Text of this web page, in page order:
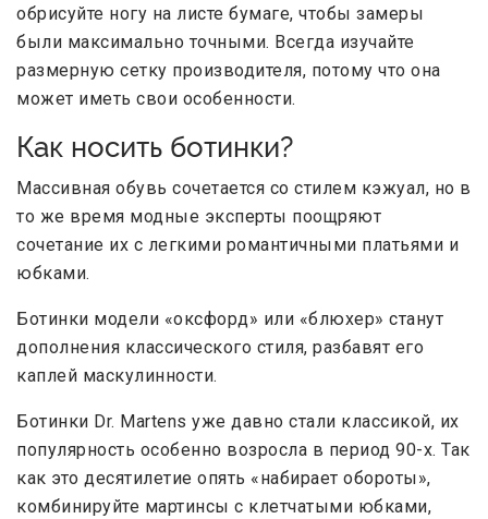
обрисуйте ногу на листе бумаге, чтобы замеры
были максимально точными. Всегда изучайте
размерную сетку производителя, потому что она
может иметь свои особенности.
Как носить ботинки?
Массивная обувь сочетается со стилем кэжуал, но в
то же время модные эксперты поощряют
сочетание их с легкими романтичными платьями и
юбками.
Ботинки модели «оксфорд» или «блюхер» станут
дополнения классического стиля, разбавят его
каплей маскулинности.
Ботинки Dr. Martens уже давно стали классикой, их
популярность особенно возросла в период 90-х. Так
как это десятилетие опять «набирает обороты»,
комбинируйте мартинсы с клетчатыми юбками,